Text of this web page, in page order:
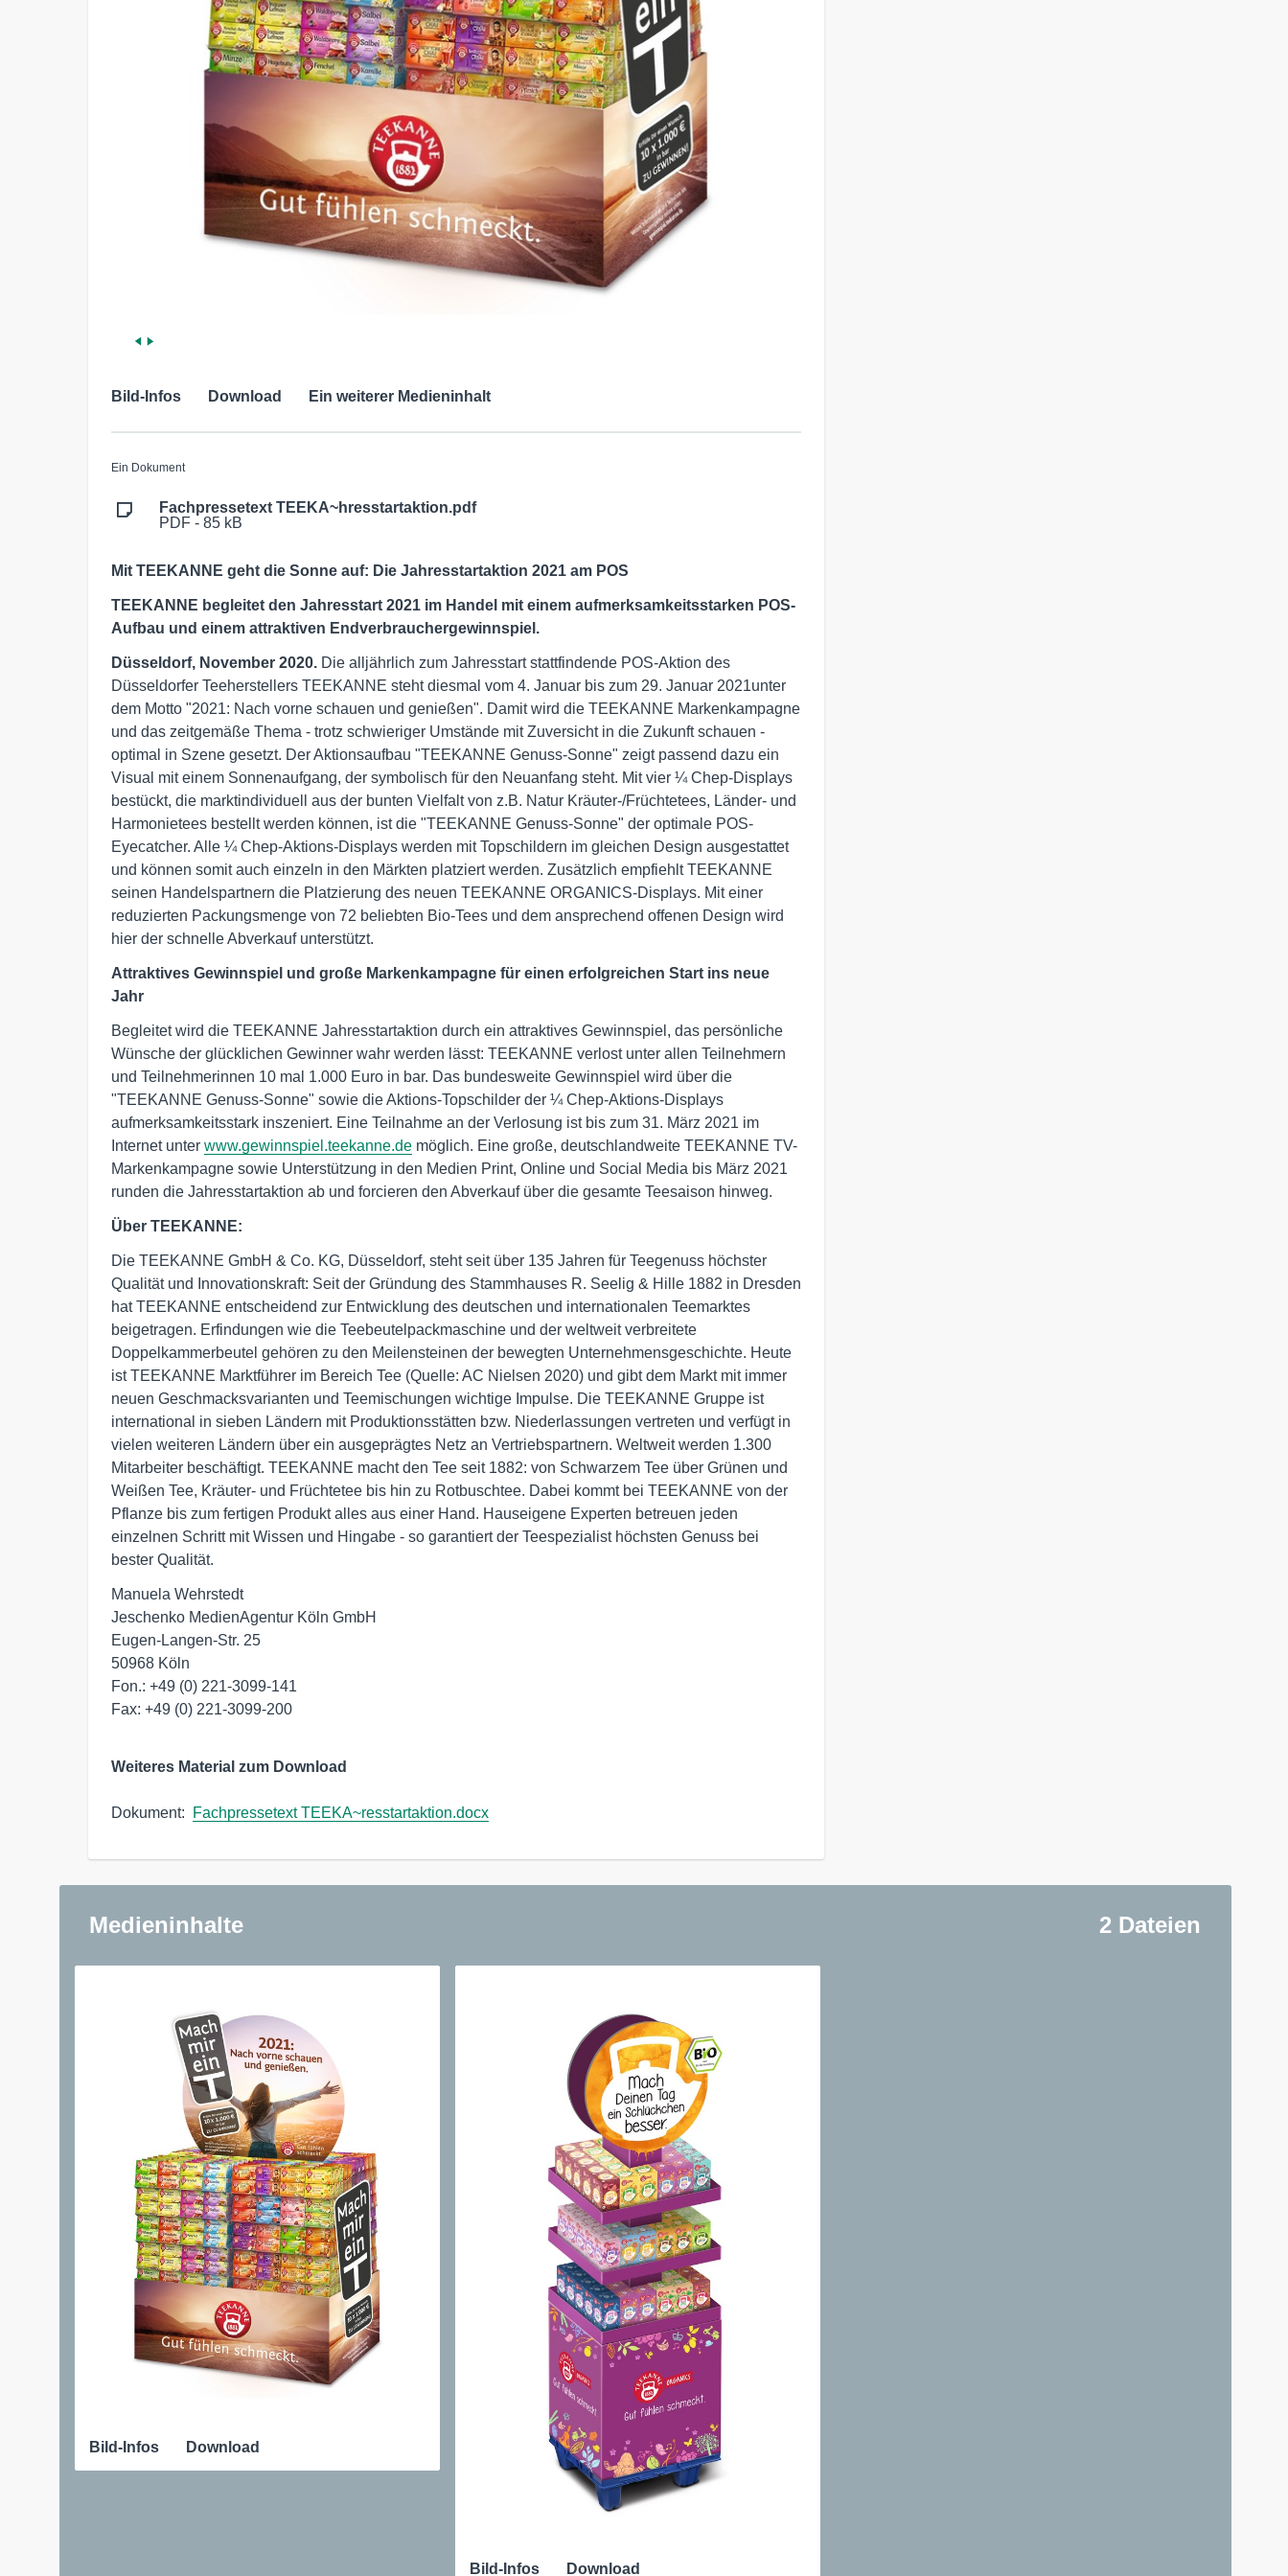
Bild-Infos Download Ein weiterer Medieninhalt
Ein Dokument
Fachpressetext TEEKA~hresstartaktion.pdf
PDF - 85 kB
Mit TEEKANNE geht die Sonne auf: Die Jahresstartaktion 2021 am POS
TEEKANNE begleitet den Jahresstart 2021 im Handel mit einem aufmerksamkeitsstarken POS-
Aufbau und einem attraktiven Endverbrauchergewinnspiel.
Düsseldorf, November 2020. Die alljährlich zum Jahresstart stattfindende POS-Aktion des
Düsseldorfer Teeherstellers TEEKANNE steht diesmal vom 4. Januar bis zum 29. Januar 2021unter
dem Motto "2021: Nach vorne schauen und genießen". Damit wird die TEEKANNE Markenkampagne
und das zeitgemäße Thema - trotz schwieriger Umstände mit Zuversicht in die Zukunft schauen -
optimal in Szene gesetzt. Der Aktionsaufbau "TEEKANNE Genuss-Sonne" zeigt passend dazu ein
Visual mit einem Sonnenaufgang, der symbolisch für den Neuanfang steht. Mit vier ¼ Chep-Displays
bestückt, die marktindividuell aus der bunten Vielfalt von z.B. Natur Kräuter-/Früchtetees, Länder- und
Harmonietees bestellt werden können, ist die "TEEKANNE Genuss-Sonne" der optimale POS-
Eyecatcher. Alle ¼ Chep-Aktions-Displays werden mit Topschildern im gleichen Design ausgestattet
und können somit auch einzeln in den Märkten platziert werden. Zusätzlich empfiehlt TEEKANNE
seinen Handelspartnern die Platzierung des neuen TEEKANNE ORGANICS-Displays. Mit einer
reduzierten Packungsmenge von 72 beliebten Bio-Tees und dem ansprechend offenen Design wird
hier der schnelle Abverkauf unterstützt.
Attraktives Gewinnspiel und große Markenkampagne für einen erfolgreichen Start ins neue
Jahr
Begleitet wird die TEEKANNE Jahresstartaktion durch ein attraktives Gewinnspiel, das persönliche
Wünsche der glücklichen Gewinner wahr werden lässt: TEEKANNE verlost unter allen Teilnehmern
und Teilnehmerinnen 10 mal 1.000 Euro in bar. Das bundesweite Gewinnspiel wird über die
"TEEKANNE Genuss-Sonne" sowie die Aktions-Topschilder der ¼ Chep-Aktions-Displays
aufmerksamkeitsstark inszeniert. Eine Teilnahme an der Verlosung ist bis zum 31. März 2021 im
Internet unter www.gewinnspiel.teekanne.de möglich. Eine große, deutschlandweite TEEKANNE TV-
Markenkampagne sowie Unterstützung in den Medien Print, Online und Social Media bis März 2021
runden die Jahresstartaktion ab und forcieren den Abverkauf über die gesamte Teesaison hinweg.
Über TEEKANNE:
Die TEEKANNE GmbH & Co. KG, Düsseldorf, steht seit über 135 Jahren für Teegenuss höchster
Qualität und Innovationskraft: Seit der Gründung des Stammhauses R. Seelig & Hille 1882 in Dresden
hat TEEKANNE entscheidend zur Entwicklung des deutschen und internationalen Teemarktes
beigetragen. Erfindungen wie die Teebeutelpackmaschine und der weltweit verbreitete
Doppelkammerbeutel gehören zu den Meilensteinen der bewegten Unternehmensgeschichte. Heute
ist TEEKANNE Marktführer im Bereich Tee (Quelle: AC Nielsen 2020) und gibt dem Markt mit immer
neuen Geschmacksvarianten und Teemischungen wichtige Impulse. Die TEEKANNE Gruppe ist
international in sieben Ländern mit Produktionsstätten bzw. Niederlassungen vertreten und verfügt in
vielen weiteren Ländern über ein ausgeprägtes Netz an Vertriebspartnern. Weltweit werden 1.300
Mitarbeiter beschäftigt. TEEKANNE macht den Tee seit 1882: von Schwarzem Tee über Grünen und
Weißen Tee, Kräuter- und Früchtetee bis hin zu Rotbuschtee. Dabei kommt bei TEEKANNE von der
Pflanze bis zum fertigen Produkt alles aus einer Hand. Hauseigene Experten betreuen jeden
einzelnen Schritt mit Wissen und Hingabe - so garantiert der Teespezialist höchsten Genuss bei
bester Qualität.
Manuela Wehrstedt
Jeschenko MedienAgentur Köln GmbH
Eugen-Langen-Str. 25
50968 Köln
Fon.: +49 (0) 221-3099-141
Fax: +49 (0) 221-3099-200
Weiteres Material zum Download
Dokument: Fachpressetext TEEKA~resstartaktion.docx
Medieninhalte 2 Dateien
Bild-Infos Download
Bild-Infos Download